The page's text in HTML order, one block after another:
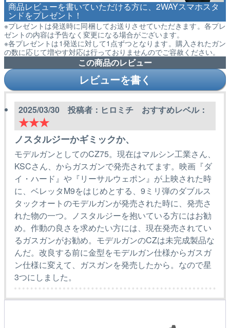
商品レビューを書いていただける方に、2WAYスマホスタ
ンドをプレゼント！
※プレゼントは発送時に同梱してお送りさせていただきます。各プレ
ゼントの内容は予告なく変更になる場合がございます。
※各プレゼントは1発送に対して1点ずつとなります。購入されたガン
の数に応じて増やす対応は行っておりませんのでご容赦ください。
この商品のレビュー
レビューを書く
2025/03/30 投稿者：ヒロミチ おすすめレベル：
★★★
ノスタルジーかギミックか、
モデルガンとしてのCZ75。現在はマルシン工業さん、
KSCさん、からガスガンで発売されてます。映画『ダ
イ・ハード』や『リーサルウェポン』が上映された時
に、ベレッタM9をはじめとする、9ミリ弾のダブルス
タックオートのモデルガンが発売された時に、発売さ
れた物の一つ。ノスタルジーを抱いている方にはお勧
め。作動の良さを求めたい方には、現在発売されてい
るガスガンがお勧め。モデルガンのCZは未完成製品な
んだ。改良する前に金型をモデルガン仕様からガスガ
ン仕様に変えて、ガスガンを発売したから。なので星
3つにしました。